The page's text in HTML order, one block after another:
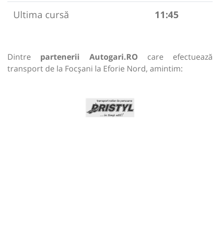
Ultima cursă
11:45
Dintre partenerii Autogari.RO care efectuează
transport de la Focșani la Eforie Nord, amintim: